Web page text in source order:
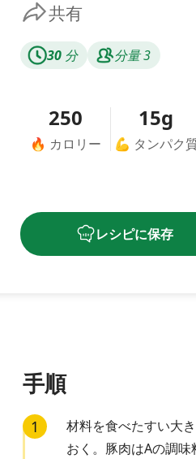
共有
30 分 分量 3
250
🔥 カロリー
15g
💪 タンパク
レシピに保存
手順
1
材料を食べたすい大
おく。豚肉はAの調味